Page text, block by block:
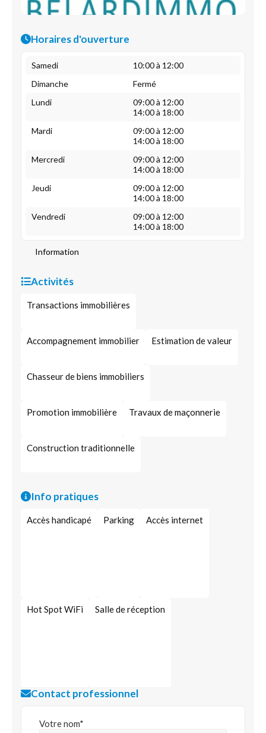
Horaires d'ouverture
Samedi
10:00 à 12:00
Dimanche
Fermé
Lundi
09:00 à 12:00
14:00 à 18:00
Mardi
09:00 à 12:00
14:00 à 18:00
Mercredi
09:00 à 12:00
14:00 à 18:00
Jeudi
09:00 à 12:00
14:00 à 18:00
Vendredi
09:00 à 12:00
14:00 à 18:00
Information
Activités
Transactions immobilières
Accompagnement immobilier Estimation de valeur
Chasseur de biens immobiliers
Promotion immobilière Travaux de maçonnerie
Construction traditionnelle
Info pratiques
Accès handicapé Parking Accès internet
Hot Spot WiFi Salle de réception
Contact professionnel
Votre nom*